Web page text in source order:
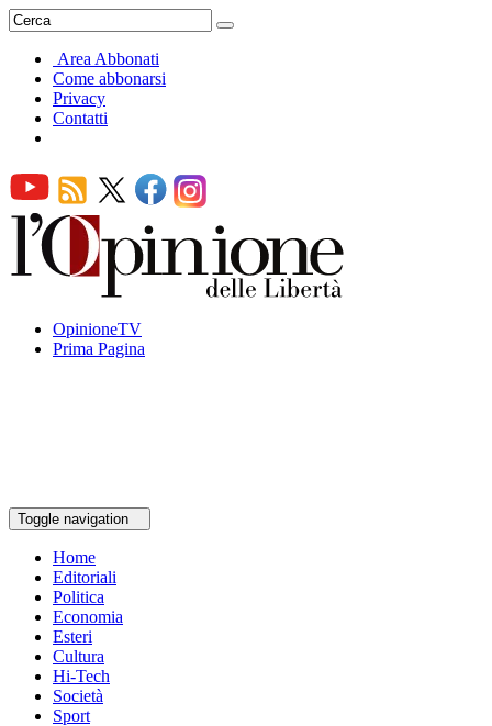
Area Abbonati
Come abbonarsi
Privacy
Contatti
OpinioneTV
Prima Pagina
Toggle navigation
Home
Editoriali
Politica
Economia
Esteri
Cultura
Hi-Tech
Società
Sport